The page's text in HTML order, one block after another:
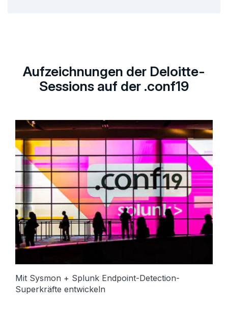
Aufzeichnungen der Deloitte-
Sessions auf der .conf19
Mit Sysmon + Splunk Endpoint-Detection-
Superkräfte entwickeln